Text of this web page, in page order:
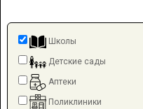
Школы
Детские сады
Аптеки
Поликлиники